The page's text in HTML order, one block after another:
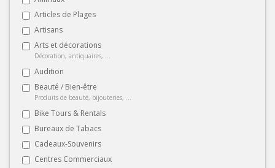
Articles de Plages
Artisans
Arts et décorations
Décoration, antiquaires, ...
Audition
Beauté / Bien-être
Produits de beauté, bijouteries, ...
Bike Tours & Rentals
Bureaux de Tabacs
Cadeaux-Souvenirs
Centres Commerciaux